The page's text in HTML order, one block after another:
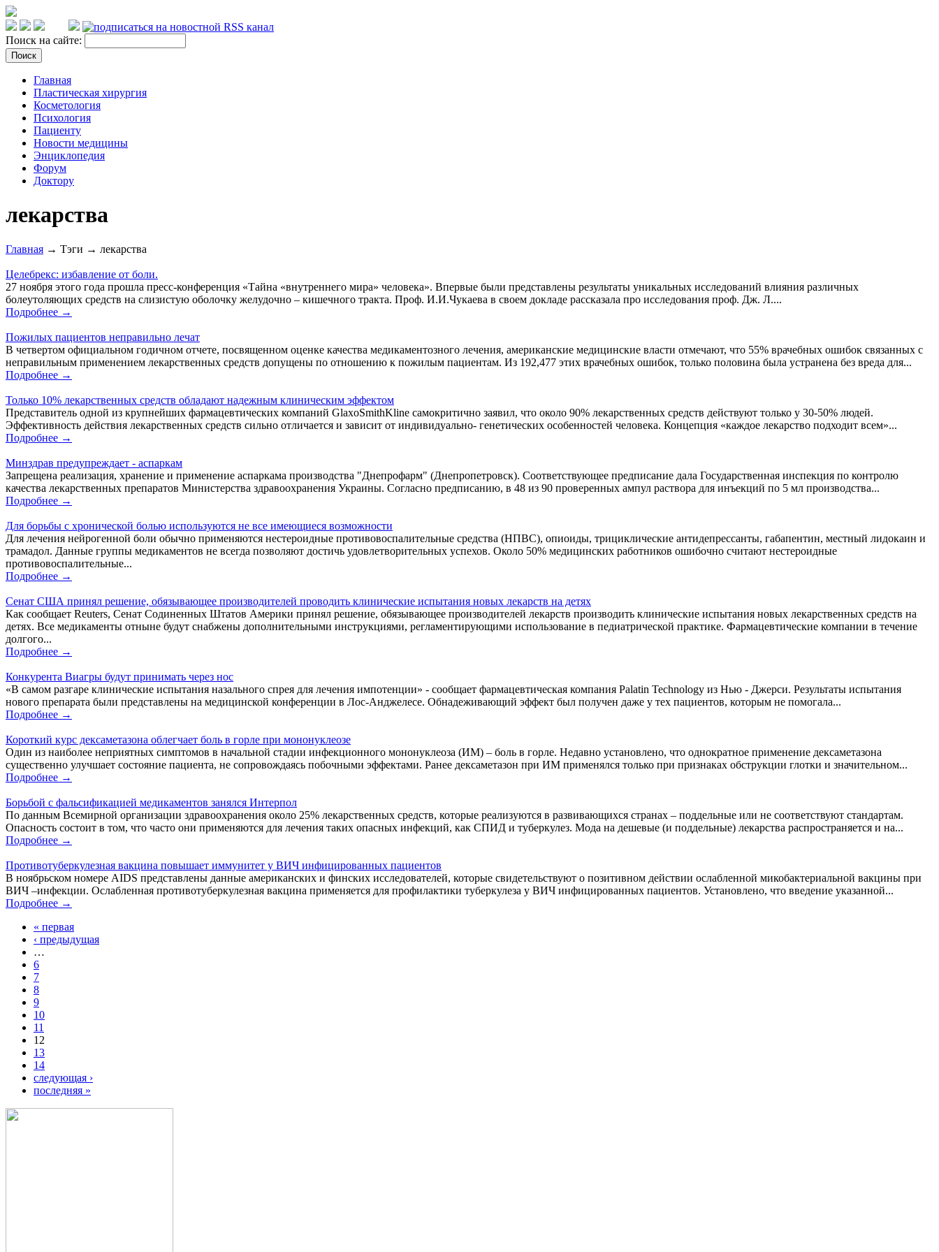
Поиск на сайте:
Главная
Пластическая хирургия
Косметология
Психология
Пациенту
Новости медицины
Энциклопедия
Форум
Доктору
лекарства
Главная → Тэги → лекарства
Целебрекс: избавление от боли.
27 ноября этого года прошла пресс-конференция «Тайна «внутреннего мира» человека». Впервые были представлены результаты уникальных исследований влияния различных
болеутоляющих средств на слизистую оболочку желудочно – кишечного тракта. Проф. И.И.Чукаева в своем докладе рассказала про исследования проф. Дж. Л....
Подробнее →
Пожилых пациентов неправильно лечат
В четвертом официальном годичном отчете, посвященном оценке качества медикаментозного лечения, американские медицинские власти отмечают, что 55% врачебных ошибок связанных с
неправильным применением лекарственных средств допущены по отношению к пожилым пациентам. Из 192,477 этих врачебных ошибок, только половина была устранена без вреда для...
Подробнее →
Только 10% лекарственных средств обладают надежным клиническим эффектом
Представитель одной из крупнейших фармацевтических компаний GlaxoSmithKline самокритично заявил, что около 90% лекарственных средств действуют только у 30-50% людей.
Эффективность действия лекарственных средств сильно отличается и зависит от индивидуально- генетических особенностей человека. Концепция «каждое лекарство подходит всем»...
Подробнее →
Минздрав предупреждает - аспаркам
Запрещена реализация, хранение и применение аспаркама производства "Днепрофарм" (Днепропетровск). Соответствующее предписание дала Государственная инспекция по контролю
качества лекарственных препаратов Министерства здравоохранения Украины. Согласно предписанию, в 48 из 90 проверенных ампул раствора для инъекций по 5 мл производства...
Подробнее →
Для борьбы с хронической болью используются не все имеющиеся возможности
Для лечения нейрогенной боли обычно применяются нестероидные противовоспалительные средства (НПВС), опиоиды, трициклические антидепрессанты, габапентин, местный лидокаин и
трамадол. Данные группы медикаментов не всегда позволяют достичь удовлетворительных успехов. Около 50% медицинских работников ошибочно считают нестероидные
противовоспалительные...
Подробнее →
Сенат США принял решение, обязывающее производителей проводить клинические испытания новых лекарств на детях
Как сообщает Reuters, Сенат Содиненных Штатов Америки принял решение, обязывающее производителей лекарств производить клинические испытания новых лекарственных средств на
детях. Все медикаменты отныне будут снабжены дополнительными инструкциями, регламентирующими использование в педиатрической практике. Фармацевтические компании в течение
долгого...
Подробнее →
Конкурента Виагры будут принимать через нос
«В самом разгаре клинические испытания назального спрея для лечения импотенции» - сообщает фармацевтическая компания Palatin Technology из Нью - Джерси. Результаты испытания
нового препарата были представлены на медицинской конференции в Лос-Анджелесе. Обнадеживающий эффект был получен даже у тех пациентов, которым не помогала...
Подробнее →
Короткий курс дексаметазона облегчает боль в горле при мононуклеозе
Один из наиболее неприятных симптомов в начальной стадии инфекционного мононуклеоза (ИМ) – боль в горле. Недавно установлено, что однократное применение дексаметазона
существенно улучшает состояние пациента, не сопровождаясь побочными эффектами. Ранее дексаметазон при ИМ применялся только при признаках обструкции глотки и значительном...
Подробнее →
Борьбой с фальсификацией медикаментов занялся Интерпол
По данным Всемирной организации здравоохранения около 25% лекарственных средств, которые реализуются в развивающихся странах – поддельные или не соответствуют стандартам.
Опасность состоит в том, что часто они применяются для лечения таких опасных инфекций, как СПИД и туберкулез. Мода на дешевые (и поддельные) лекарства распространяется и на...
Подробнее →
Противотуберкулезная вакцина повышает иммунитет у ВИЧ инфицированных пациентов
В ноябрьском номере AIDS представлены данные американских и финских исследователей, которые свидетельствуют о позитивном действии ослабленной микобактериальной вакцины при
ВИЧ –инфекции. Ослабленная противотуберкулезная вакцина применяется для профилактики туберкулеза у ВИЧ инфицированных пациентов. Установлено, что введение указанной...
Подробнее →
« первая
‹ предыдущая
…
6
7
8
9
10
11
12
13
14
следующая ›
последняя »